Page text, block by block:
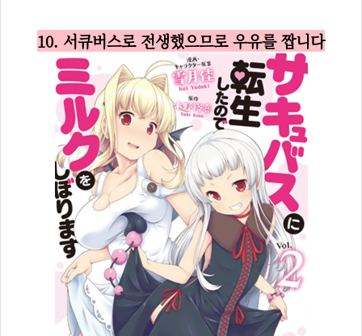
10. 서큐버스로 전생했으므로 우유를 짭니다